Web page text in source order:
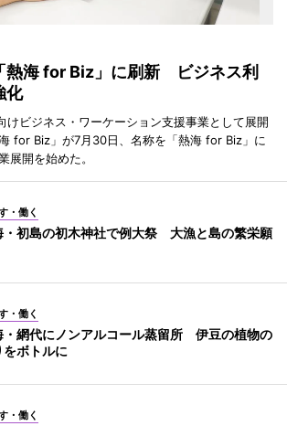
熱海 for Biz」に刷新 ビジネス利
化
けビジネス・ワーケーション支援事業として展開
for Biz」が7月30日、名称を「熱海 for Biz」に
展開を始めた。
・働く
・初島の初木神社で例大祭 大漁と島の繁栄願
・働く
・網代にノンアルコール蒸留所 伊豆の植物の
をボトルに
・働く